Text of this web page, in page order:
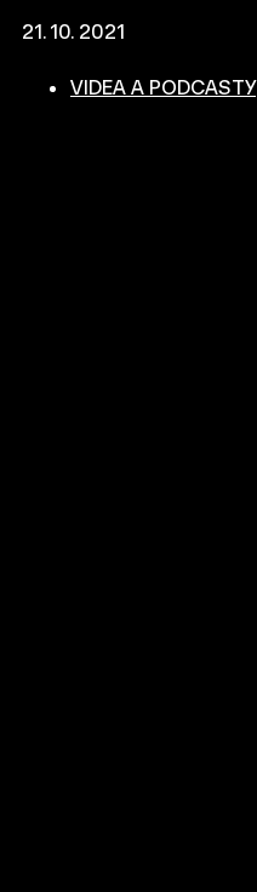
21. 10. 2021
VIDEA A PODCASTY